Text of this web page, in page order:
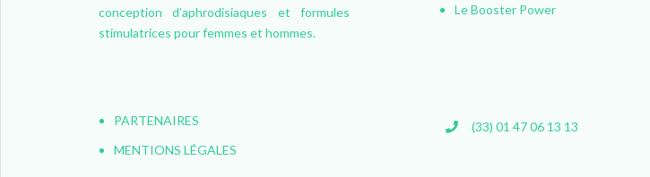
conception d’aphrodisiaques et formules
stimulatrices pour femmes et hommes.
PARTENAIRES
MENTIONS LÉGALES
Le Booster Power
(33) 01 47 06 13 13